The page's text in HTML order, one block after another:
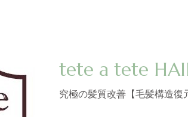
tete a tete
究極の髪質改善【毛髪構造